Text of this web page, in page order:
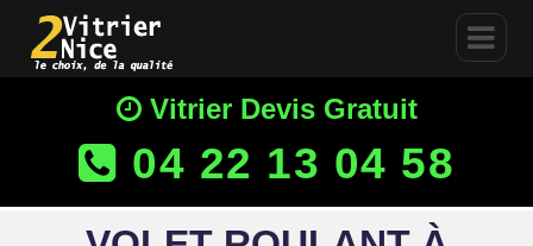
Vitrier Devis Gratuit
04 22 13 04 58